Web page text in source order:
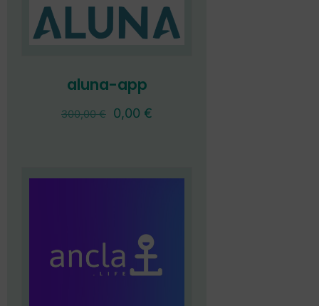
aluna-app
300,00€ 0,00 €